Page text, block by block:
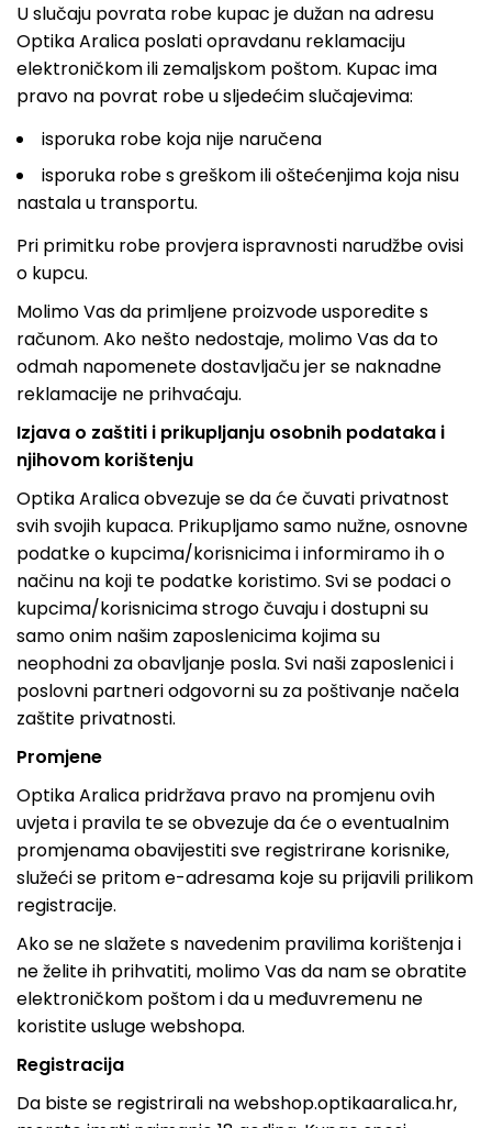
U slučaju povrata robe kupac je dužan na adresu
Optika Aralica poslati opravdanu reklamaciju
elektroničkom ili zemaljskom poštom. Kupac ima
pravo na povrat robe u sljedećim slučajevima:
isporuka robe koja nije naručena
isporuka robe s greškom ili oštećenjima koja nisu
nastala u transportu.
Pri primitku robe provjera ispravnosti narudžbe ovisi
o kupcu.
Molimo Vas da primljene proizvode usporedite s
računom. Ako nešto nedostaje, molimo Vas da to
odmah napomenete dostavljaču jer se naknadne
reklamacije ne prihvaćaju.
Izjava o zaštiti i prikupljanju osobnih podataka i
njihovom korištenju
Optika Aralica obvezuje se da će čuvati privatnost
svih svojih kupaca. Prikupljamo samo nužne, osnovne
podatke o kupcima/korisnicima i informiramo ih o
načinu na koji te podatke koristimo. Svi se podaci o
kupcima/korisnicima strogo čuvaju i dostupni su
samo onim našim zaposlenicima kojima su
neophodni za obavljanje posla. Svi naši zaposlenici i
poslovni partneri odgovorni su za poštivanje načela
zaštite privatnosti.
Promjene
Optika Aralica pridržava pravo na promjenu ovih
uvjeta i pravila te se obvezuje da će o eventualnim
promjenama obavijestiti sve registrirane korisnike,
služeći se pritom e-adresama koje su prijavili prilikom
registracije.
Ako se ne slažete s navedenim pravilima korištenja i
ne želite ih prihvatiti, molimo Vas da nam se obratite
elektroničkom poštom i da u međuvremenu ne
koristite usluge webshopa.
Registracija
Da biste se registrirali na webshop.optikaaralica.hr,